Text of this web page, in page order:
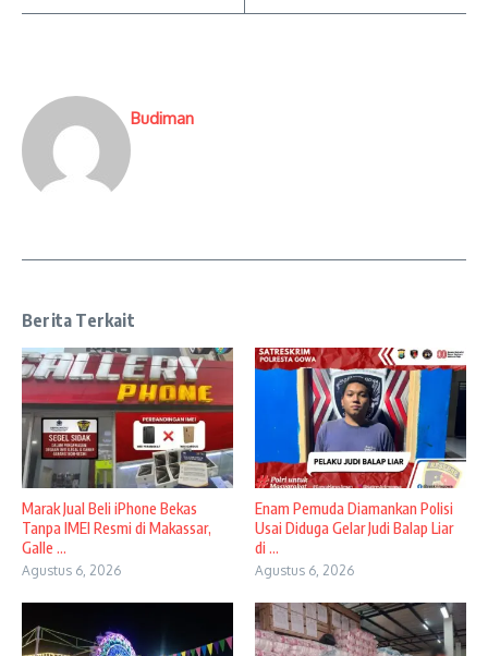
Budiman
Berita Terkait
​Marak Jual Beli iPhone Bekas
Tanpa IMEI Resmi di Makassar,
Galle ...
Agustus 6, 2026
Enam Pemuda Diamankan Polisi
Usai Diduga Gelar Judi Balap Liar
di ...
Agustus 6, 2026